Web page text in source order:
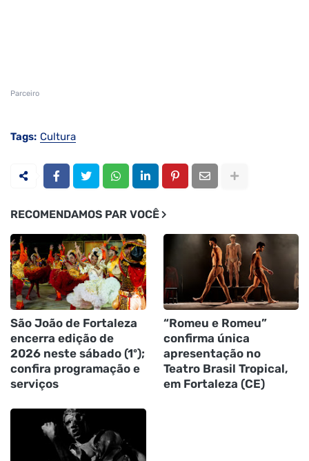
Parceiro
Tags: Cultura
RECOMENDAMOS PAR VOCÊ
São João de Fortaleza
encerra edição de
2026 neste sábado (1º);
confira programação e
serviços
“Romeu e Romeu”
confirma única
apresentação no
Teatro Brasil Tropical,
em Fortaleza (CE)